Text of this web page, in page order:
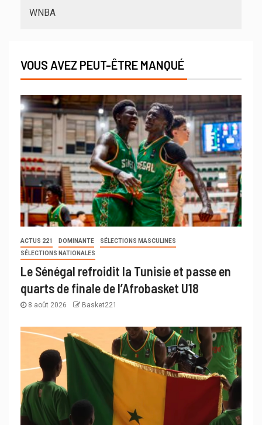
WNBA
VOUS AVEZ PEUT-ÊTRE MANQUÉ
ACTUS 221 DOMINANTE
SÉLECTIONS MASCULINES
SÉLECTIONS NATIONALES
Le Sénégal refroidit la Tunisie et passe en
quarts de finale de l’Afrobasket U18
8 août 2026 Basket221